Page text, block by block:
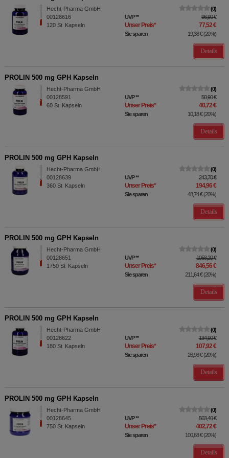
Hecht-Pharma GmbH
00128616
120 St Kapseln
0
UVP** 96,90 €
Unser Preis* 77,52 €
Sie sparen 19,38 €(20%)
Details
PROLIN 500 mg GPH Kapseln
Hecht-Pharma GmbH
00128591
60 St Kapseln
0
UVP** 50,90 €
Unser Preis* 40,72 €
Sie sparen 10,18 €(20%)
Details
PROLIN 500 mg GPH Kapseln
Hecht-Pharma GmbH
00128639
360 St Kapseln
0
UVP** 243,70 €
Unser Preis* 194,96 €
Sie sparen 48,74 €(20%)
Details
PROLIN 500 mg GPH Kapseln
Hecht-Pharma GmbH
00128651
1750 St Kapseln
0
UVP** 1058,20 €
Unser Preis* 846,56 €
Sie sparen 211,64 €(20%)
Details
PROLIN 500 mg GPH Kapseln
Hecht-Pharma GmbH
00128622
180 St Kapseln
0
UVP** 134,90 €
Unser Preis* 107,92 €
Sie sparen 26,98 €(20%)
Details
PROLIN 500 mg GPH Kapseln
Hecht-Pharma GmbH
00128645
750 St Kapseln
0
UVP** 503,40 €
Unser Preis* 402,72 €
Sie sparen 100,68 €(20%)
Details